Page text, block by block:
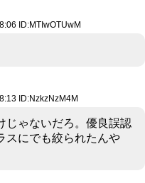
ID:MTIwOTUwM
ID:NzkzNzM4M
じゃないだろ。優良誤認
スにでも絞られたんや